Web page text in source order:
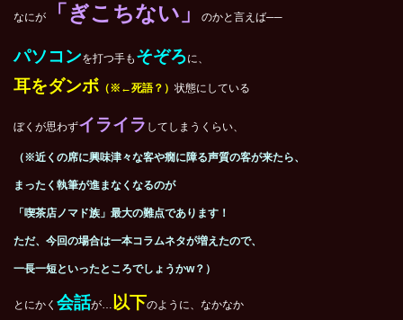
なにが 「ぎこちない」 のかと言えば──
パソコンを打つ手も そぞろに、
耳をダンボ （※←死語？） 状態にしている
ぼくが思わずイライラ してしまうくらい、
（※近くの席に興味津々な客や癇に障る声質の客が来たら、
まったく執筆が進まなくなるのが
「喫茶店ノマド族」最大の難点であります！
ただ、今回の場合は一本コラムネタが増えたので、
一長一短といったところでしょうかw？）
とにかく 会話が…以下のように、なかなか